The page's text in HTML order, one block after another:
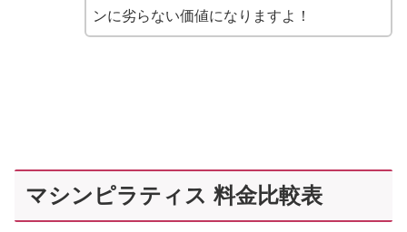
ンに劣らない価値になりますよ！
マシンピラティス 料金比較表